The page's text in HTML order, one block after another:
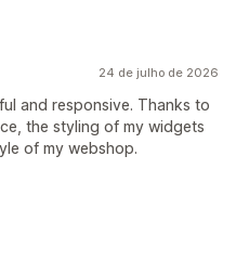
24 de julho de 2026
and responsive. Thanks to
the styling of my widgets
of my webshop.